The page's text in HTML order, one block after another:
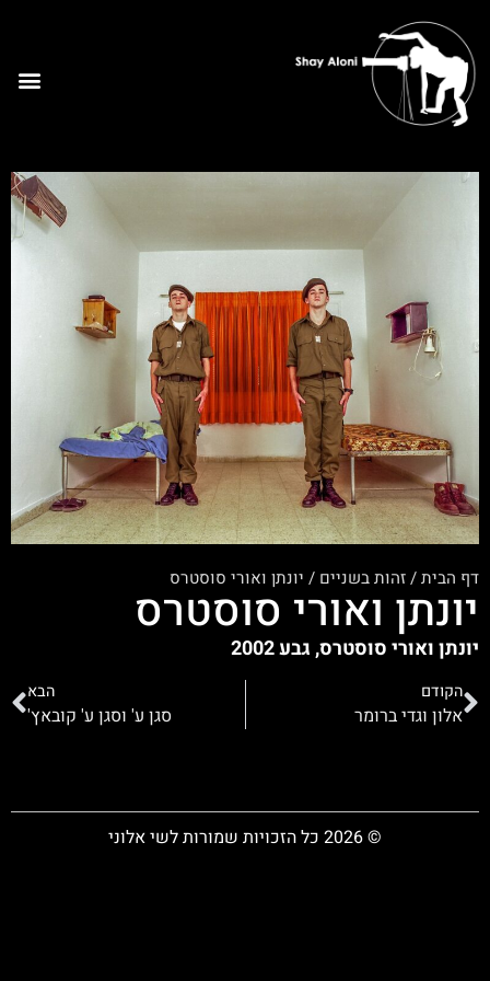
דף הבית/זהות בשניים / יונתן ואורי סוסטרס
יונתן ואורי סוסטרס
יונתן ואורי סוסטרס, גבע 2002
הקודם
אלון וגדי ברומר
הבא
סגן ע' וסגן ע' קובאץ'
© 2026 כל הזכויות שמורות לשי אלוני